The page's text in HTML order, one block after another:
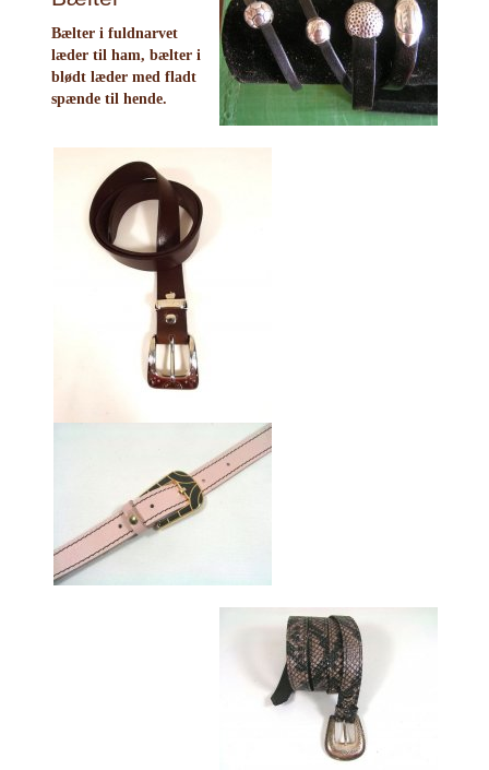
Bælter i fuldnarvet
læder til ham, bælter i
blødt læder med fladt
spænde til hende.